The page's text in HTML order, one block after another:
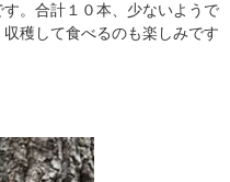
。合計１０本、少ないようで
穫して食べるのも楽しみです